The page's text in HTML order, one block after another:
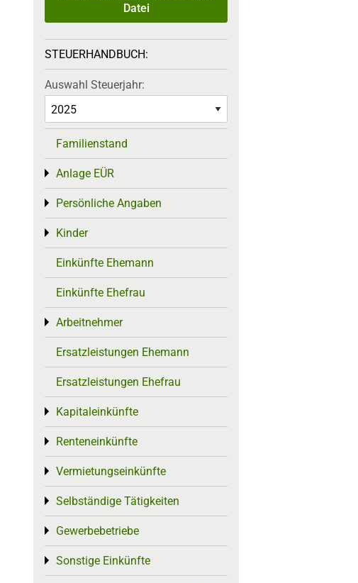
Datei
STEUERHANDBUCH:
Auswahl Steuerjahr:
Familienstand
Anlage EÜR
Toggle menu
Persönliche Angaben
Toggle menu
Kinder
Toggle menu
Einkünfte Ehemann
Einkünfte Ehefrau
Arbeitnehmer
Toggle menu
Ersatzleistungen Ehemann
Ersatzleistungen Ehefrau
Kapitaleinkünfte
Toggle menu
Renteneinkünfte
Toggle menu
Vermietungseinkünfte
Toggle menu
Selbständige Tätigkeiten
Toggle menu
Gewerbebetriebe
Toggle menu
Sonstige Einkünfte
Toggle menu